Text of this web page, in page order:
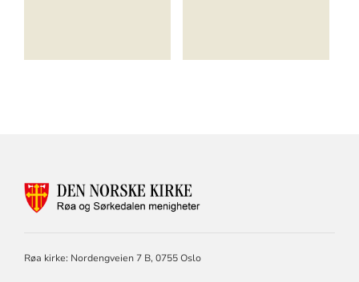
FOR
MENIGHETER
Røa kirke: Nordengveien 7 B, 0755 Oslo